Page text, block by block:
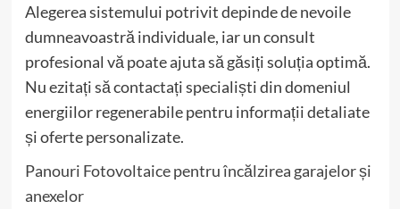
Alegerea sistemului potrivit depinde de nevoile
dumneavoastră individuale, iar un consult
profesional vă poate ajuta să găsiți soluția optimă.
Nu ezitați să contactați specialiști din domeniul
energiilor regenerabile pentru informații detaliate
și oferte personalizate.
Panouri Fotovoltaice pentru încălzirea garajelor și
anexelor